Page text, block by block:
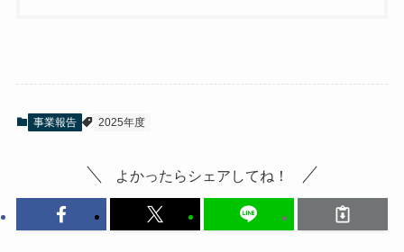
事業報告 2025年度
よかったらシェアしてね！